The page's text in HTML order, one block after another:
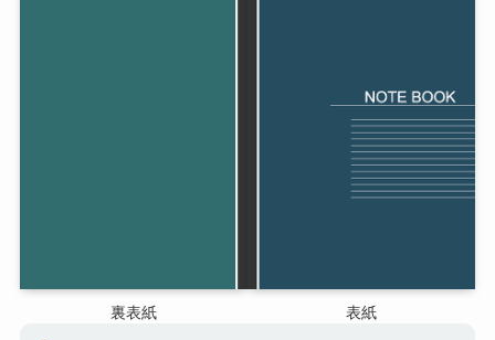
裏表紙 表紙